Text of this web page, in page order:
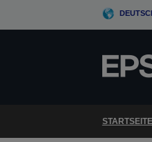
STARTSEITE